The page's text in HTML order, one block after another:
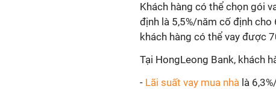
Khách hàng có thể chọn gói
định là 5,5%/năm cố định cho
khách hàng có thể vay được
Tại HongLeong Bank, khách
- Lãi suất vay mua nhà là